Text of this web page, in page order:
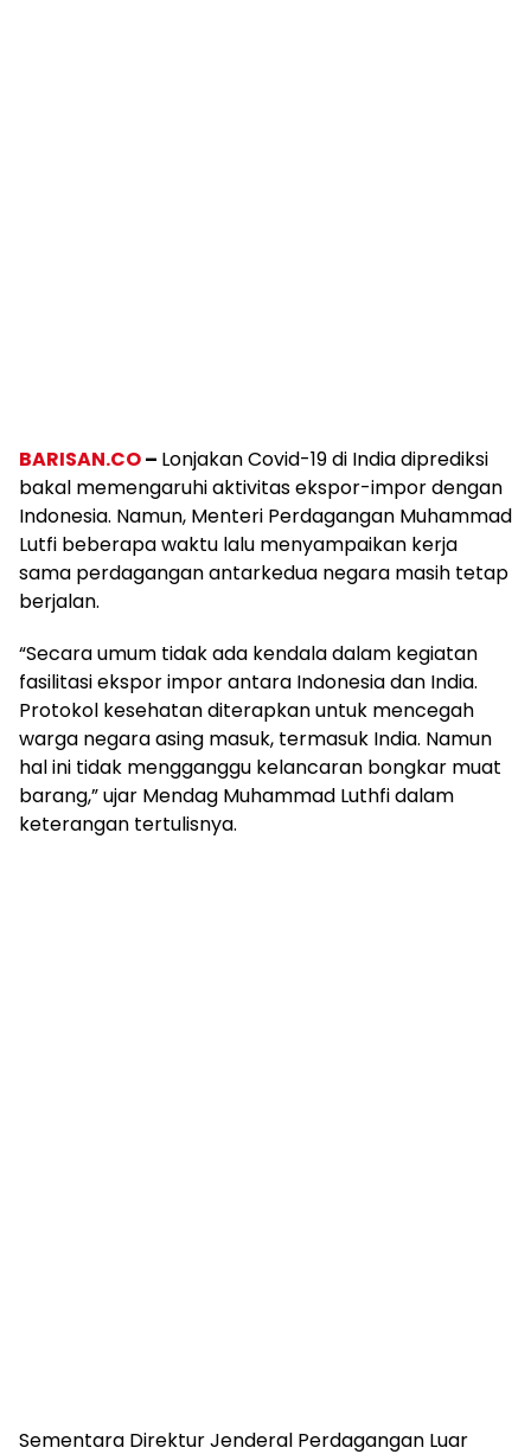
BARISAN.CO– Lonjakan Covid-19 di India diprediksi
bakal memengaruhi aktivitas ekspor-impor dengan
Indonesia. Namun, Menteri Perdagangan Muhammad
Lutfi beberapa waktu lalu menyampaikan kerja
sama perdagangan antarkedua negara masih tetap
berjalan.
“Secara umum tidak ada kendala dalam kegiatan
fasilitasi ekspor impor antara Indonesia dan India.
Protokol kesehatan diterapkan untuk mencegah
warga negara asing masuk, termasuk India. Namun
hal ini tidak mengganggu kelancaran bongkar muat
barang,” ujar Mendag Muhammad Luthfi dalam
keterangan tertulisnya.
Sementara Direktur Jenderal Perdagangan Luar